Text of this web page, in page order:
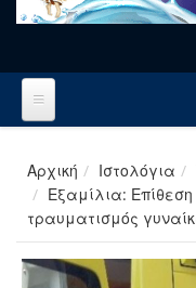
Αρχική Ιστολόγια
Εξαμίλια:
τραυματισμός